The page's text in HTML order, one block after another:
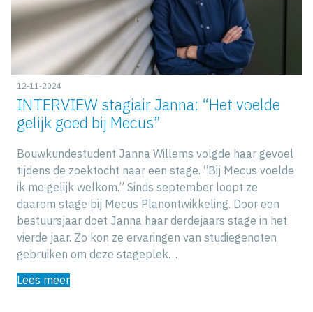
12-11-2024
INTERVIEW stagiair Janna: “Het voelde
gelijk goed bij Mecus”
Bouwkundestudent Janna Willems volgde haar gevoel
tijdens de zoektocht naar een stage. “Bij Mecus voelde
ik me gelijk welkom.” Sinds september loopt ze
daarom stage bij Mecus Planontwikkeling. Door een
bestuursjaar doet Janna haar derdejaars stage in het
vierde jaar. Zo kon ze ervaringen van studiegenoten
gebruiken om deze stageplek…
Lees meer